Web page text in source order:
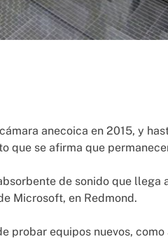
anecoica en 2015, y
que se afirma que
de sonido que llega
Microsoft, en Redmond.
probar equipos nuevos,